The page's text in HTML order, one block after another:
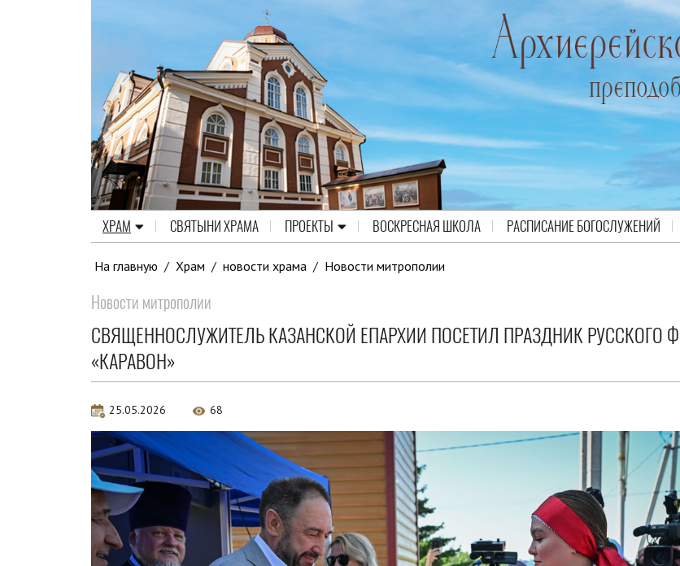
ХРАМ СВЯТЫНИ ХРАМА ПРОЕКТЫ ВОСКРЕСНАЯ ШКОЛА РАСПИСАНИЕ БОГОСЛУЖЕНИЙ
На главную / Храм / новости храма / Новости митрополии
Новости митрополии
СВЯЩЕННОСЛУЖИТЕЛЬ КАЗАНСКОЙ ЕПАРХИИ ПОСЕТИЛ ПРАЗДНИК РУССКОГО
«КАРАВОН»
25.05.2026 68